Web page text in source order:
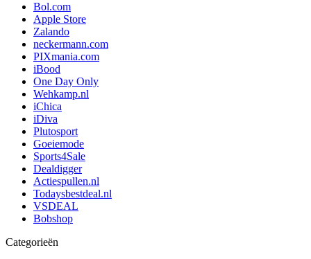
Bol.com
Apple Store
Zalando
neckermann.com
PIXmania.com
iBood
One Day Only
Wehkamp.nl
iChica
iDiva
Plutosport
Goeiemode
Sports4Sale
Dealdigger
Actiespullen.nl
Todaysbestdeal.nl
VSDEAL
Bobshop
Categorieën